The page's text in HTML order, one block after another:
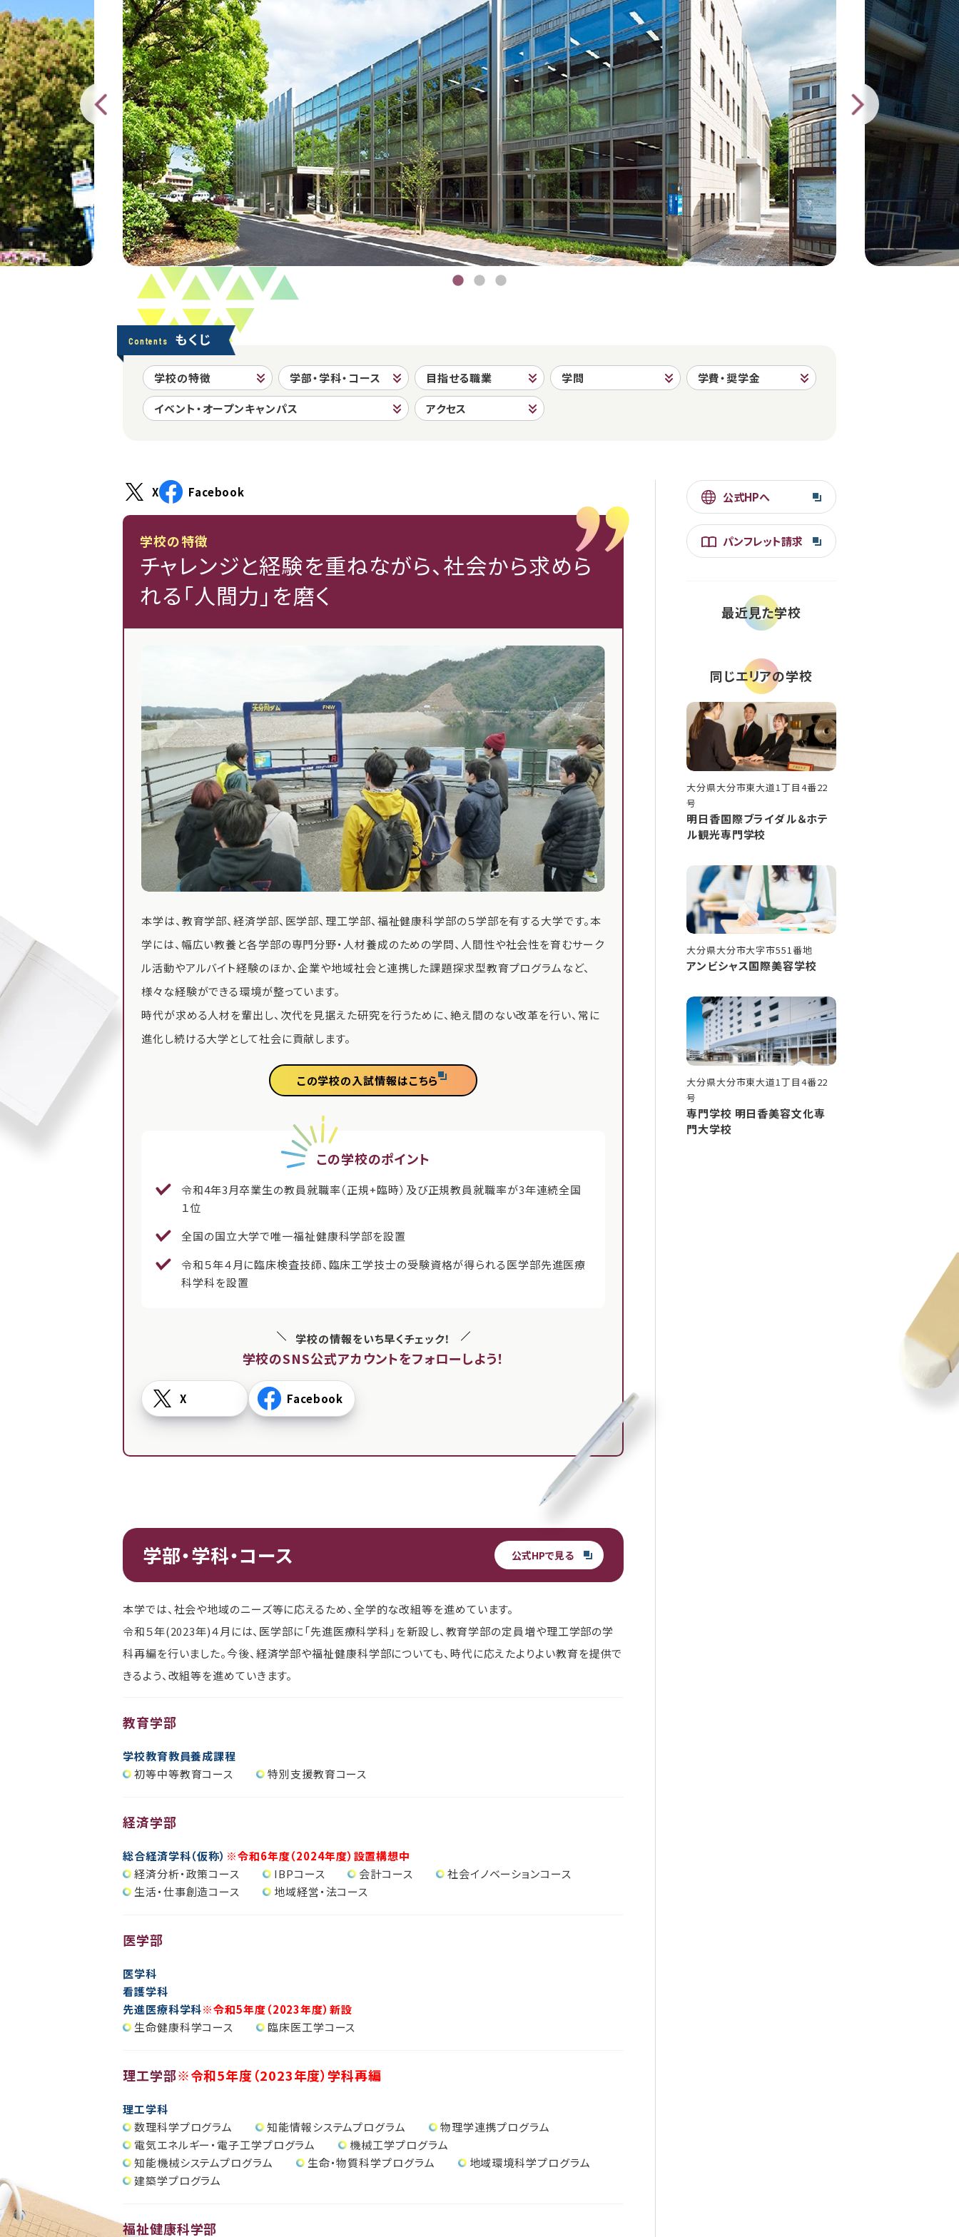
Contents もくじ
学校の特徴 学部・学科・コース 目指せる職業 学問 学費・奨学金
イベント・オープンキャンパス アクセス
X Facebook
学校の特徴
チャレンジと経験を重ねながら、社会から求めら
れる「人間力」を磨く
本学は、教育学部、経済学部、医学部、理工学部、福祉健康科学部の５学部を有する大学です。本
学には、幅広い教養と各学部の専門分野・人材養成のための学問、人間性や社会性を育むサーク
ル活動やアルバイト経験のほか、企業や地域社会と連携した課題探求型教育プログラムなど、
様々な経験ができる環境が整っています。
時代が求める人材を輩出し、次代を見据えた研究を行うために、絶え間のない改革を行い、常に
進化し続ける大学として社会に貢献します。
この学校の入試情報はこちら
この学校のポイント
令和4年3月卒業生の教員就職率（正規+臨時）及び正規教員就職率が3年連続全国
１位
全国の国立大学で唯一福祉健康科学部を設置
令和５年４月に臨床検査技師、臨床工学技士の受験資格が得られる医学部先進医療
科学科を設置
学校の情報をいち早くチェック！
学校のSNS公式アカウントをフォローしよう！
X Facebook
学部・学科・コース 公式HPで見る
本学では、社会や地域のニーズ等に応えるため、全学的な改組等を進めています。
令和５年(2023年)４月には、医学部に「先進医療科学科」を新設し、教育学部の定員増や理工学部の学
科再編を行いました。今後、経済学部や福祉健康科学部についても、時代に応えたよりよい教育を提供で
きるよう、改組等を進めていきます。
教育学部
学校教育教員養成課程
初等中等教育コース
特別支援教育コース
経済学部
総合経済学科（仮称） ※令和6年度（2024年度）設置構想中
経済分析・政策コース
IBPコース 会計コース
社会イノベーションコース
生活・仕事創造コース
地域経営・法コース
医学部
医学科
看護学科
先進医療科学科※令和5年度（2023年度）新設
生命健康科学コース
臨床医工学コース
理工学部※令和5年度（2023年度）学科再編
理工学科
数理科学プログラム
知能情報システムプログラム
物理学連携プログラム
電気エネルギー・電子工学プログラム
機械工学プログラム
知能機械システムプログラム
生命・物質科学プログラム
地域環境科学プログラム
建築学プログラム
福祉健康科学部
公式HPへ
パンフレット請求
最近見た学校
同じエリアの学校
大分県大分市東大道1丁目4番22
号
明日香国際ブライダル＆ホテ
ル観光専門学校
大分県大分市大字市551番地
アンビシャス国際美容学校
大分県大分市東大道1丁目4番22
号
専門学校 明日香美容文化専
門大学校